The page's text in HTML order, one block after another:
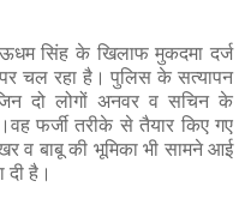
सिंह के खिलाफ मुकदमा दर्ज
चल रहा है। पुलिस के सत्यापन
दो लोगों अनवर व सचिन के
फर्जी तरीके से तैयार किए गए
बाबू की भूमिका भी सामने आई
दी है।